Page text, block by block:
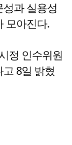
과 실용성
모아진다.
정 인수위원
8일 밝혔